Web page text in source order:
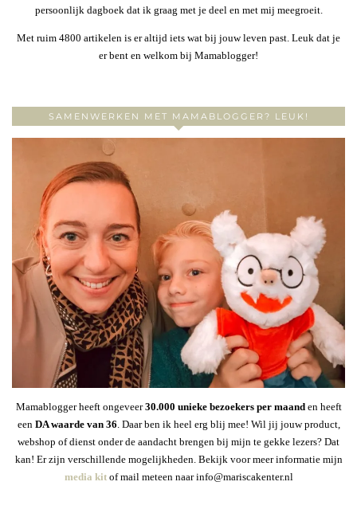
persoonlijk dagboek dat ik graag met je deel en met mij meegroeit.
Met ruim 4800 artikelen is er altijd iets wat bij jouw leven past. Leuk dat je
er bent en welkom bij Mamablogger!
SAMENWERKEN MET MAMABLOGGER? LEUK!
Mamablogger heeft ongeveer30.000 unieke bezoekers per maanden heeft
een DA waarde van 36 . Daar ben ik heel erg blij mee! Wil jij jouw product,
webshop of dienst onder de aandacht brengen bij mijn te gekke lezers? Dat
kan! Er zijn verschillende mogelijkheden. Bekijk voor meer informatie mijn
media kitof mail meteen naar info@mariscakenter.nl